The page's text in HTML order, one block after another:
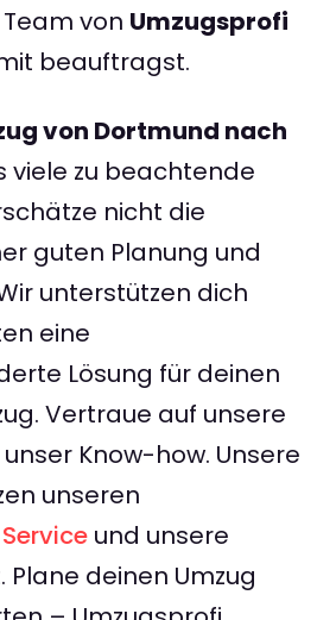
von Umzugsprofi
beauftragst.
von Dortmund nach
viele zu beachtende
nicht die
guten Planung und
unterstützen dich
eine
Lösung für deinen
Vertraue auf unsere
Know-how. Unsere
unseren
Service und unsere
Plane deinen Umzug